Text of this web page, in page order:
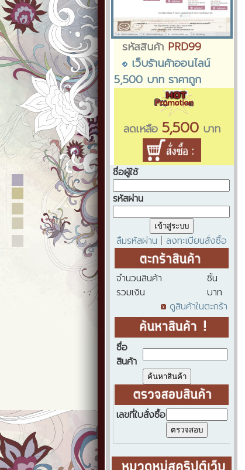
รหัสสินค้า PRD99
เว็บร้านค้าออนไลน์
5,500 บาท ราคาถูก
ลดเหลือ 5,500บาท
ชื่อผู้ใช้
รหัสผ่าน
ลืมรหัสผ่าน ลงทะเบียนสั่งซื้อ
จำนวนสินค้า
ชิ้น
รวมเงิน
บาท
ดูสินค้าในตะกร้า
ชื่อ
สินค้า
เลขที่ใบสั่งซื้อ